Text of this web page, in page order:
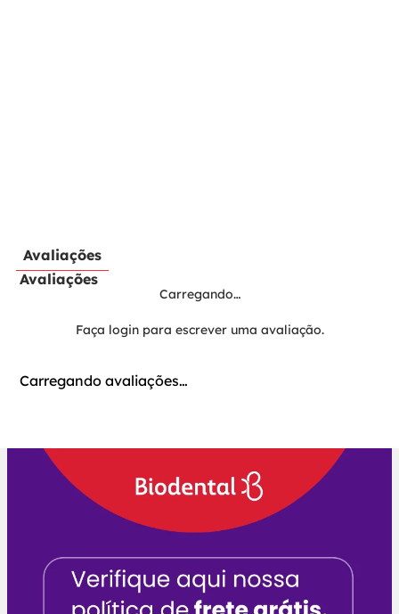
Avaliações
Avaliações
Carregando…
Faça login para escrever uma avaliação.
Carregando avaliações…